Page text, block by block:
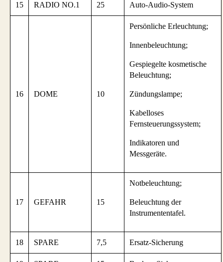
15 RADIO NO.1 25 Auto-Audio-System
16 DOME 10
Persönliche Erleuchtung;
Innenbeleuchtung;
Gespiegelte kosmetische
Beleuchtung;
Zündungslampe;
Kabelloses
Fernsteuerungssystem;
Indikatoren und
Messgeräte.
17 GEFAHR 15
Notbeleuchtung;
Beleuchtung der
Instrumententafel.
18 SPARE 7,5 Ersatz-Sicherung